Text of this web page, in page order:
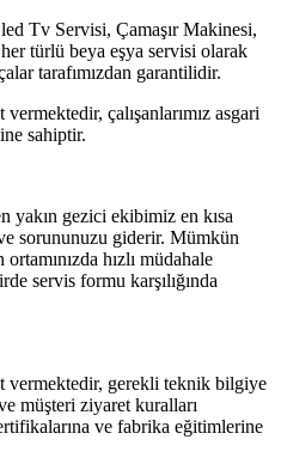
Tv Servisi, Çamaşır Makinesi,
türlü beya eşya servisi olarak
tarafımızdan garantilidir.
çalışanlarımız asgari
sahiptir.
yakın gezici ekibimiz en kısa
sorununuzu giderir. Mümkün
hızlı müdahale
servis formu karşılığında
vermektedir, gerekli teknik bilgiye
müşteri ziyaret kuralları
ve fabrika eğitimlerine